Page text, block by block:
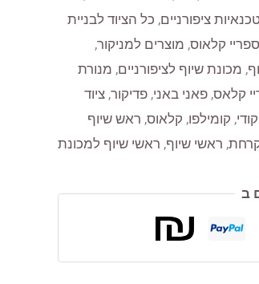
ציפורניים, כל הציוד לבניית
קלאוס, מוצרים למניקור,
, מכונת שיוף לציפורניים, מנורת
קלאס, פאני באני, פדיקור, ציוד
קודי, קומילפו, קלאוס, ראש שיוף
, ראשי שיוף, ראשי שיוף למכונת
ב